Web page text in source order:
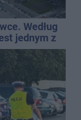
Według
jednym z